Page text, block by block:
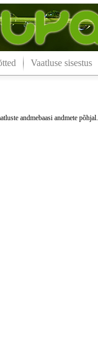
Vaatluse sisestus
andmebaasi andmete põhjal.